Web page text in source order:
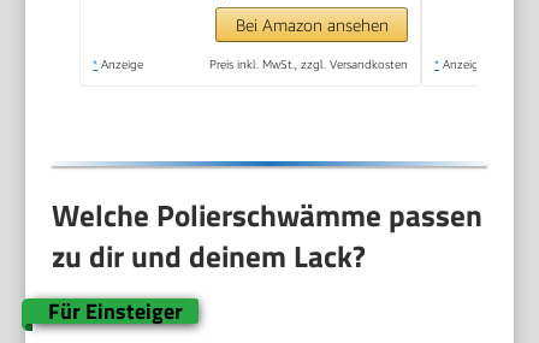
Bei Amazon ansehen
* Anzeige Preis inkl. MwSt., zzgl. Versandkosten * Anzeige
Welche Polierschwämme passen
zu dir und deinem Lack?
Für Einsteiger